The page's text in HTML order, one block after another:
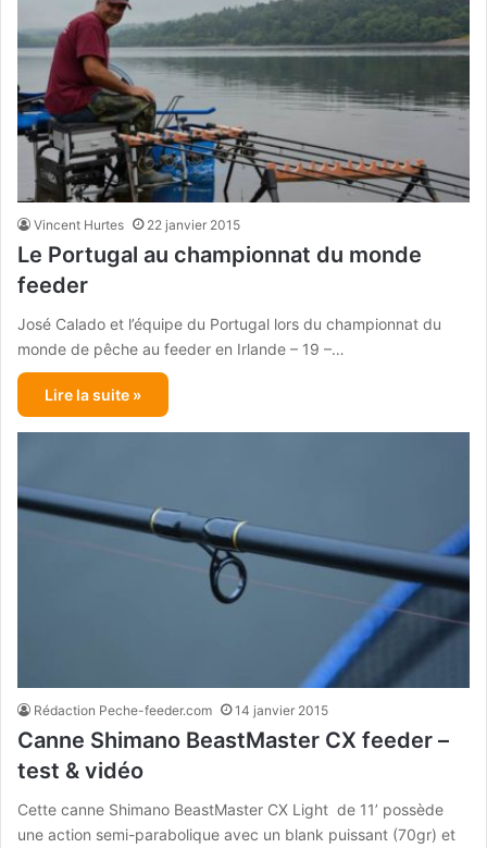
Vincent Hurtes 22 janvier 2015
Le Portugal au championnat du monde
feeder
José Calado et l’équipe du Portugal lors du championnat du
monde de pêche au feeder en Irlande – 19 –…
Lire la suite »
Rédaction Peche-feeder.com 14 janvier 2015
Canne Shimano BeastMaster CX feeder –
test & vidéo
Cette canne Shimano BeastMaster CX Light de 11’ possède
une action semi-parabolique avec un blank puissant (70gr) et